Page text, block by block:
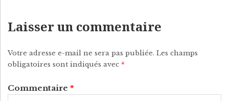
Laisser un commentaire
Votre adresse e-mail ne sera pas publiée. Les champs
obligatoires sont indiqués avec *
Commentaire *